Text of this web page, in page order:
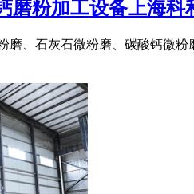
磨粉加工设备上海科
磨、石灰石微粉磨、碳酸钙微